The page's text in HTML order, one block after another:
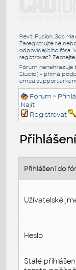
Revit, Fusion, 3ds
Zaregistrujte se
odpovídajícího fóra.
registrovat?
Fórum nenahrazuje
Studio) - přímá
Fórum >
Najít
Registrovat
Přihlášení do
Uživatelské
Heslo
Stálé